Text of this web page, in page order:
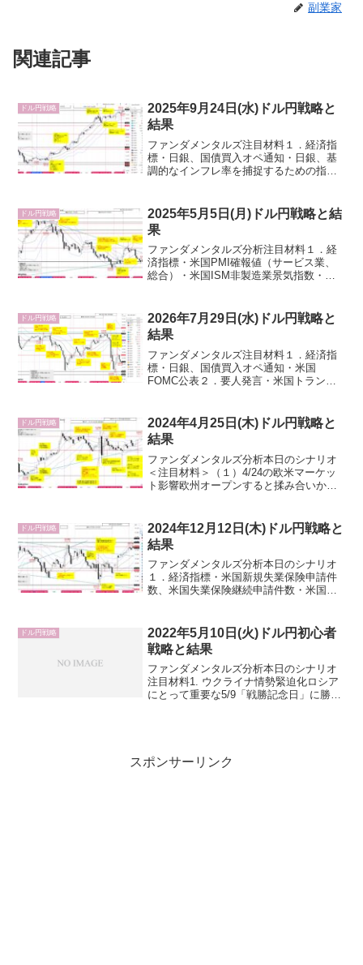
副業家
関連記事
ドル円戦略
2025年9月24日(水)ドル円戦略と
結果
ファンダメンタルズ注目材料１．経済指
標・日銀、国債買入オペ通知・日銀、基
調的なインフレ率を捕捉するための指
FRB３．その他・地政学リスクオフ（ウ
クライナ・ロシア）・ス...
ドル円戦略
2025年5月5日(月)ドル円戦略と結
果
ファンダメンタルズ分析注目材料１．経
済指標・米国PMI確報値（サービス業、
総合）・米国ISM非製造業景気指数・米
ラックアウト期間（FOMC開催前週の土
曜日か...
ドル円戦略
2026年7月29日(水)ドル円戦略と
結果
ファンダメンタルズ注目材料１．経済指
標・日銀、国債買入オペ通知・米国
FOMC公表２．要人発言・米国トランプ
稿)：FRBブラックアウト期間（FOMC開
催前週の土曜日...
ドル円戦略
2024年4月25日(木)ドル円戦略と
結果
ファンダメンタルズ分析本日のシナリオ
＜注目材料＞（１）4/24の欧米マーケッ
ト影響欧州オープンすると揉み合いから
し、直後にイスラエルのヒズボラ拠点空
爆報...
ドル円戦略
2024年12月12日(木)ドル円戦略と
結果
ファンダメンタルズ分析本日のシナリオ
１．経済指標・米国新規失業保険申請件
数、米国失業保険継続申請件数・米国生
牽制・米国トランプ次期大統領・FEDウ
ォッチャー、W...
ドル円戦略
2022年5月10日(火)ドル円初心者
戦略と結果
ファンダメンタルズ分析本日のシナリオ
注目材料1. ウクライナ情勢緊迫化ロシア
にとって重要な5/9「戦勝記念日」に勝利
スポンサーリンク